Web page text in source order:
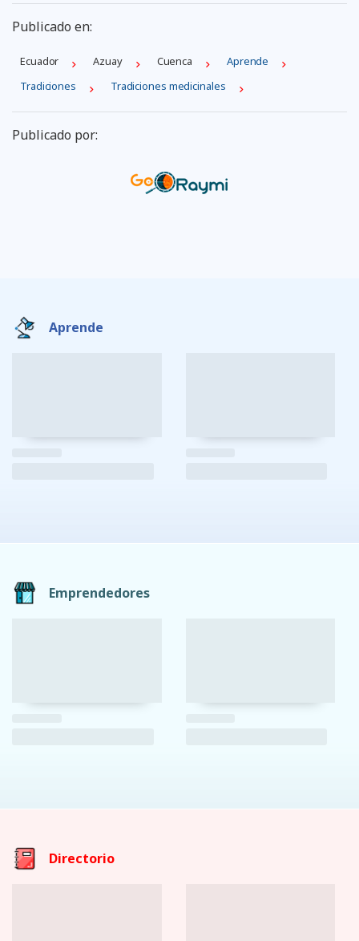
Publicado en:
Ecuador Azuay Cuenca
Aprende
Tradiciones
Tradiciones medicinales
Publicado por:
Aprende
Emprendedores
Directorio